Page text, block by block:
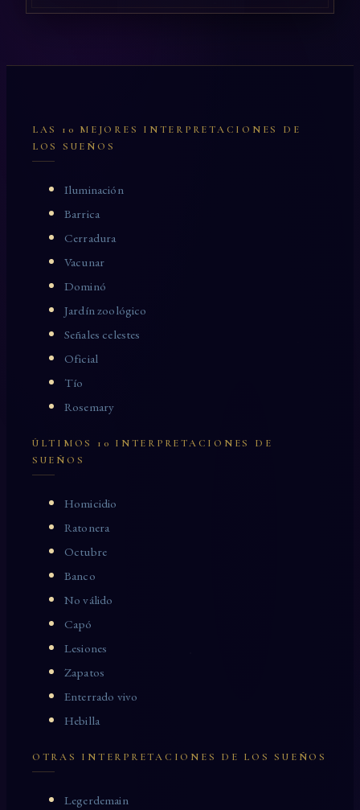
LAS 10 MEJORES INTERPRETACIONES DE
LOS SUEÑOS
Iluminación
Barrica
Cerradura
Vacunar
Dominó
Jardín zoológico
Señales celestes
Oficial
Tío
Rosemary
ÚLTIMOS 10 INTERPRETACIONES DE
SUEÑOS
Homicidio
Ratonera
Octubre
Banco
No válido
Capó
Lesiones
Zapatos
Enterrado vivo
Hebilla
OTRAS INTERPRETACIONES DE LOS SUEÑOS
Legerdemain